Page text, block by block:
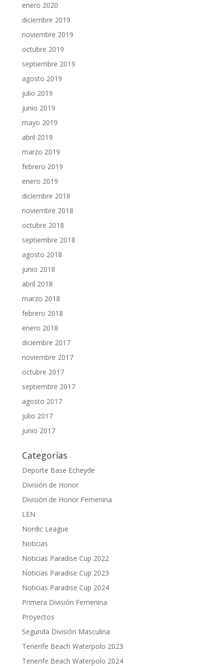
enero 2020
diciembre 2019
noviembre 2019
octubre 2019
septiembre 2019
agosto 2019
julio 2019
junio 2019
mayo 2019
abril 2019
marzo 2019
febrero 2019
enero 2019
diciembre 2018
noviembre 2018
octubre 2018
septiembre 2018
agosto 2018
junio 2018
abril 2018
marzo 2018
febrero 2018
enero 2018
diciembre 2017
noviembre 2017
octubre 2017
septiembre 2017
agosto 2017
julio 2017
junio 2017
Categorías
Deporte Base Echeyde
División de Honor
División de Honor Femenina
LEN
Nordic League
Noticias
Noticias Paradise Cup 2022
Noticias Paradise Cup 2023
Noticias Paradise Cup 2024
Primera División Femenina
Proyectos
Segunda División Masculina
Tenerife Beach Waterpolo 2023
Tenerife Beach Waterpolo 2024